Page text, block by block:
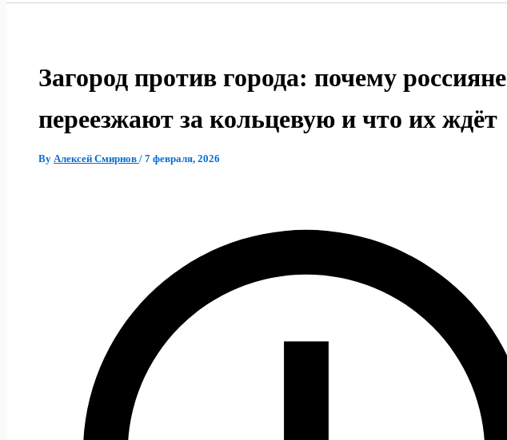
Загород против города: почему россияне
переезжают за кольцевую и что их ждёт
By Алексей Смирнов / 7 февраля, 2026